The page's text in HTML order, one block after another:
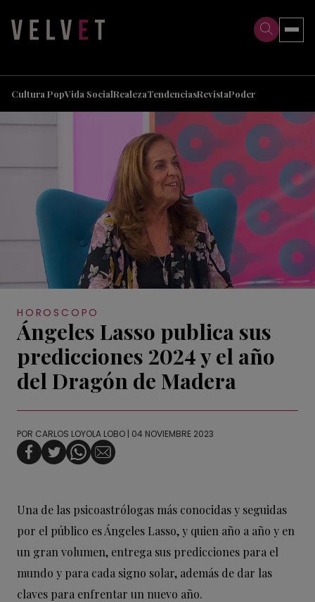
Cultura PopVida SocialRealezaTendenciasRevistaPoder
HOROSCOPO
Ángeles Lasso publica sus
predicciones 2024 y el año
del Dragón de Madera
POR CARLOS LOYOLA LOBO | 04 NOVIEMBRE 2023
Una de las psicoastrólogas más conocidas y seguidas
por el público es Ángeles Lasso, y quien año a año y en
un gran volumen, entrega sus predicciones para el
mundo y para cada signo solar, además de dar las
claves para enfrentar un nuevo año.